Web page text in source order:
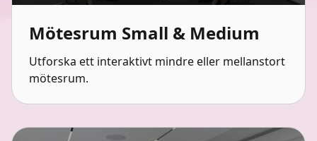
Mötesrum Small & Medium
Utforska ett interaktivt mindre eller mellanstort
mötesrum.